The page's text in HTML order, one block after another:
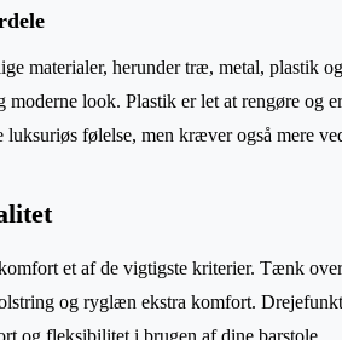
materialer, herunder træ, metal, plastik
look. Plastik er let at rengøre og
luksuriøs følelse, men kræver også mere
et af de vigtigste kriterier. Tænk
og ryglæn ekstra komfort.
og fleksibilitet i brugen af dine barstole.